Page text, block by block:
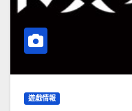
遊戲情報